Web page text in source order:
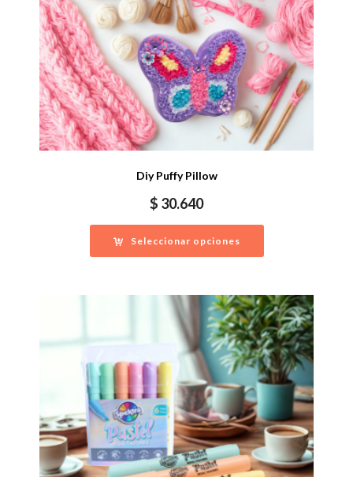
Diy Puffy Pillow
$ 30.640
Seleccionar opciones